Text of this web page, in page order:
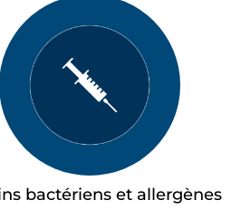
bactériens et allergènes